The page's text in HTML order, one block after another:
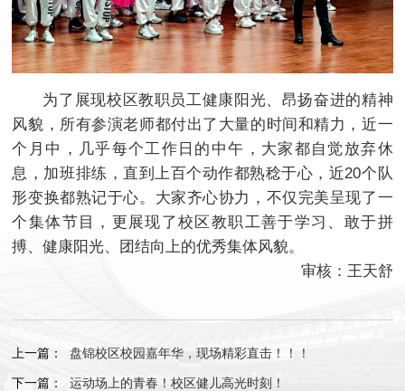
为了展现校区教职员工健康阳光、昂扬奋进的精神
风貌，所有参演老师都付出了大量的时间和精力，近一
个月中，几乎每个工作日的中午，大家都自觉放弃休
息，加班排练，直到上百个动作都熟稔于心，近20个队
形变换都熟记于心。大家齐心协力，不仅完美呈现了一
个集体节目，更展现了校区教职工善于学习、敢于拼
搏、健康阳光、团结向上的优秀集体风貌。
审核：王天舒
上一篇： 盘锦校区校园嘉年华，现场精彩直击！！！
下一篇： 运动场上的青春！校区健儿高光时刻！